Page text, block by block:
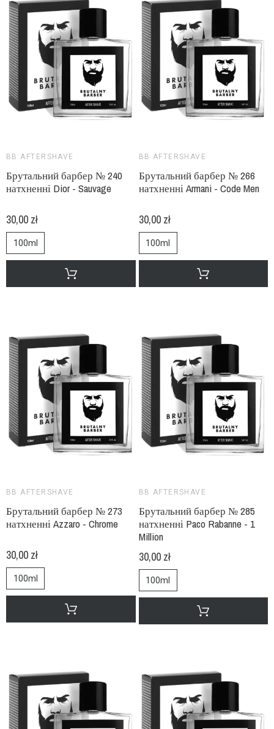
BB AFTERSHAVE
Брутальний барбер № 240
натхненні Dior - Sauvage
30,00 zł
100ml
BB AFTERSHAVE
Брутальний барбер № 266
натхненні Armani - Code Men
30,00 zł
100ml
BB AFTERSHAVE
Брутальний барбер № 273
натхненні Azzaro - Chrome
30,00 zł
100ml
BB AFTERSHAVE
Брутальний барбер № 285
натхненні Paco Rabanne - 1
Million
30,00 zł
100ml